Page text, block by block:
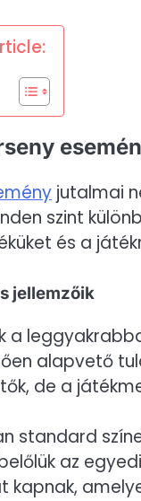
jutalmai
szint
és a
jellemzőik
a
alapvető
de a
standard
az
kapnak,